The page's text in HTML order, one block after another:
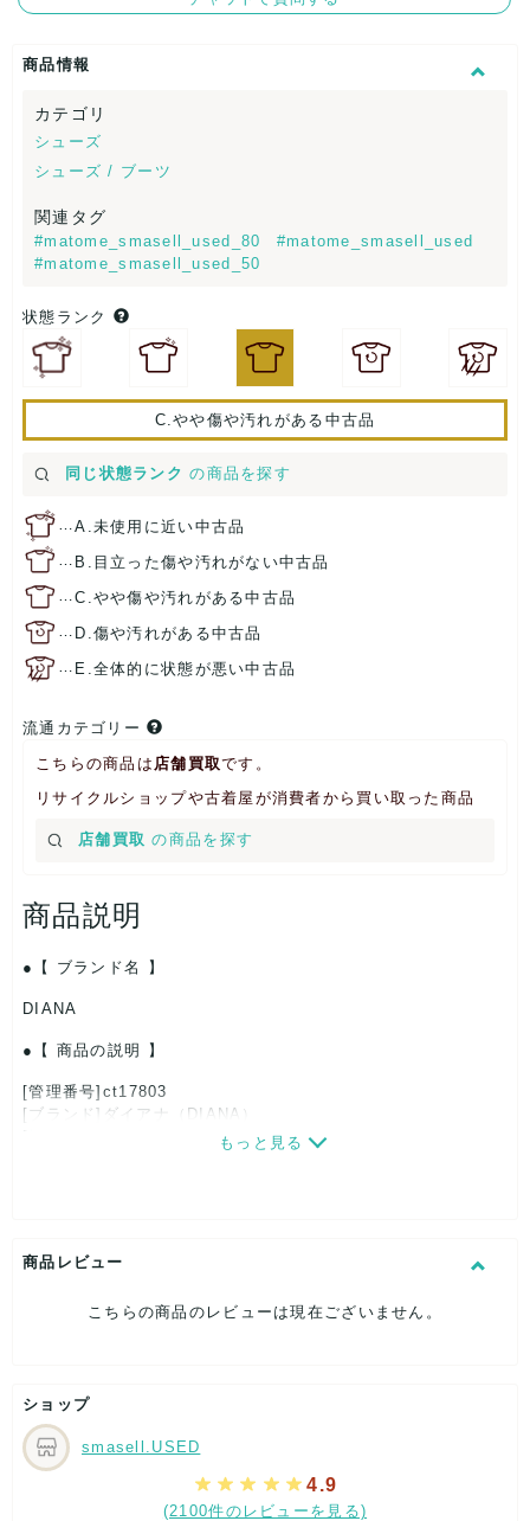
商品情報
カテゴリ
シューズ
シューズ / ブーツ
関連タグ
#matome_smasell_used_80
#matome_smasell_used
#matome_smasell_used_50
状態ランク
C.やや傷や汚れがある中古品
同じ状態ランク の商品を探す
…A.未使用に近い中古品
… B.目立った傷や汚れがない中古品
…C.やや傷や汚れがある中古品
… D.傷や汚れがある中古品
… E.全体的に状態が悪い中古品
流通カテゴリー
こちらの商品は 店舗買取です。
リサイクルショップや古着屋が消費者から買い取った商品
店舗買取 の商品を探す
商品説明
【 ブランド名 】
DIANA
【 商品の説明 】
[管理番号]ct17803
[ブランド]ダイアナ（DIANA）
ヒール高：約7cm
筒丈：約16cm
アウトソール全長：約24cm
こちらはUSED品になりますので、使用に伴い、
部分的に少々ダメージはございますが、
全体的には、まだまだご活躍頂けるお品になります。
ダメージはできる限り、撮影しておりますので、ご確認下さい
もっと見る
商品レビュー
こちらの商品のレビューは現在ございません。
ショップ
smasell.USED
4.9
(2100件のレビューを見る)